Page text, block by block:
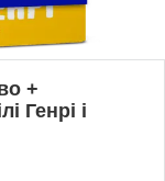
+
Генрі і